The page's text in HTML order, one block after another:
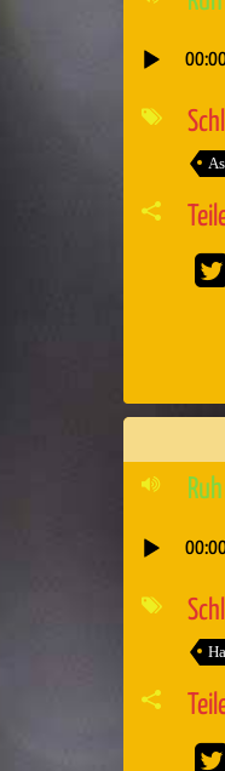
Audio-
Player
Audio-
Player